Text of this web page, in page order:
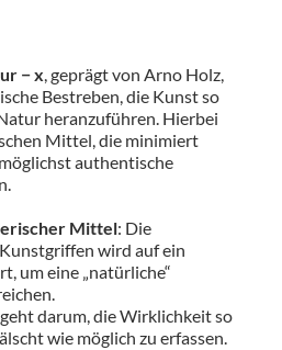
− x, geprägt von Arno Holz,
Bestreben, die Kunst so
heranzuführen. Hierbei
Mittel, die minimiert
authentische
Mittel: Die
wird auf ein
um eine „natürliche“
geht darum, die Wirklichkeit so
wie möglich zu erfassen.